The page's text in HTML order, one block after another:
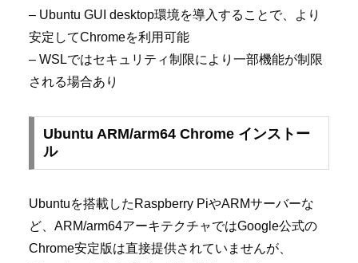
– Ubuntu GUI desktop環境を導入することで、より
安定してChromeを利用可能
– WSLではセキュリティ制限により一部機能が制限
される場合あり
Ubuntu ARM/arm64 Chrome インストー
ル
Ubuntuを搭載したRaspberry PiやARMサーバーな
ど、ARM/arm64アーキテクチャではGoogle公式の
Chrome安定版は直接提供されていませんが、